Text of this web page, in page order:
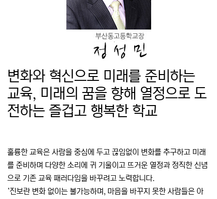
변화와 혁신으로 미래를 준비하는
교육, 미래의 꿈을 향해 열정으로 도
전하는 즐겁고 행복한 학교
훌륭한 교육은 사람을 중심에 두고 끊임없이 변화를 추구하고 미래
를 준비하며 다양한 소리에 귀 기울이고 뜨거운 열정과 정직한 신념
으로 기존 교육 패러다임을 바꾸려고 노력합니다.
‘진보란 변화 없이는 불가능하며, 마음을 바꾸지 못한 사람들은 아